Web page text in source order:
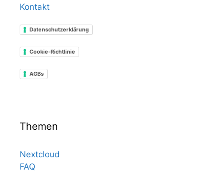
Kontakt
Datenschutzerklärung
Cookie-Richtlinie
AGBs
Themen
Nextcloud
FAQ